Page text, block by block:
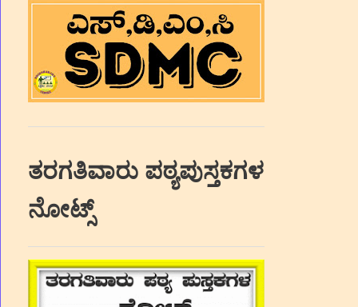
ತರಗತಿವಾರು ಪಠ್ಯಪುಸ್ತಕಗಳ
ನೋಟ್ಸ್